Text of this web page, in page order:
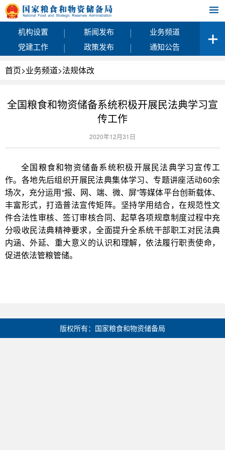
机构设置 | 新闻发布 |
业务频道
党建工作
| 政策发布 | 通知公告
首页>业务频道>法规体改
全国粮食和物资储备系统积极开展民法典学习宣
传工作
2020年12月31日
全国粮食和物资储备系统积极开展民法典学习宣传工
作。各地先后组织开展民法典集体学习、专题讲座活动60余
场次，充分运用“报、网、端、微、屏”等媒体平台创新载体、
丰富形式，打造普法宣传矩阵。坚持学用结合，在规范性文
件合法性审核、签订审核合同、起草各项规章制度过程中充
分吸收民法典精神要求，全面提升全系统干部职工对民法典
内涵、外延、重大意义的认识和理解，依法履行职责使命，
促进依法管粮管储。
版权所有：国家粮食和物资储备局